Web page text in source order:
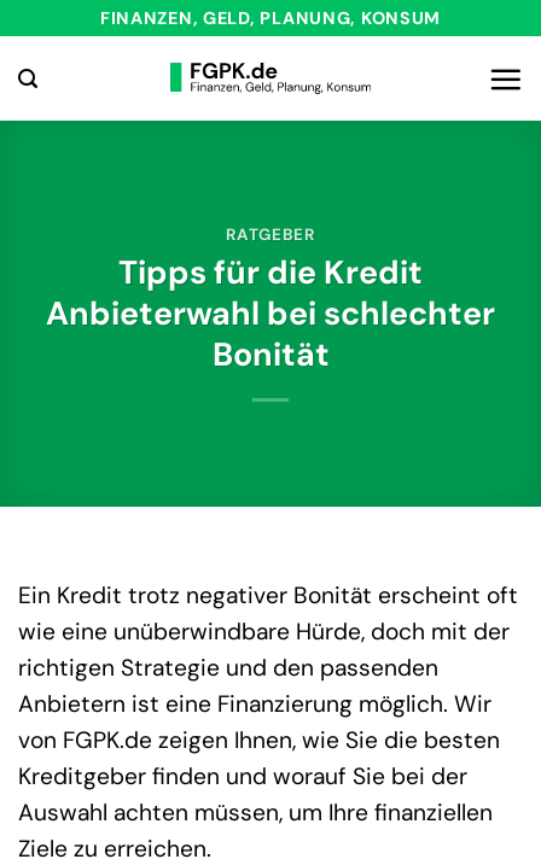
springen
FINANZEN, GELD, PLANUNG, KONSUM
RATGEBER
Tipps für die Kredit
Anbieterwahl bei schlechter
Bonität
Ein Kredit trotz negativer Bonität erscheint oft
wie eine unüberwindbare Hürde, doch mit der
richtigen Strategie und den passenden
Anbietern ist eine Finanzierung möglich. Wir
von FGPK.de zeigen Ihnen, wie Sie die besten
Kreditgeber finden und worauf Sie bei der
Auswahl achten müssen, um Ihre finanziellen
Ziele zu erreichen.